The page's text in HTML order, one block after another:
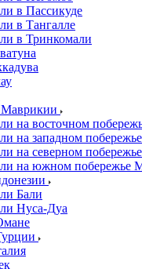
в Пассикуде
в Тангалле
в Тринкомали
на восточном
на западном
на северном
на южном побережье
Бали
Нуса-Дуа